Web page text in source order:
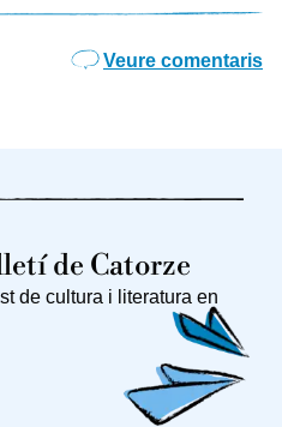
Veure comentaris
de Catorze
de cultura i literatura en